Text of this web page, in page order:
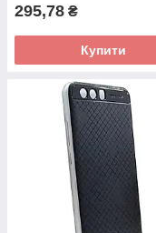
295,78 ₴
Купити